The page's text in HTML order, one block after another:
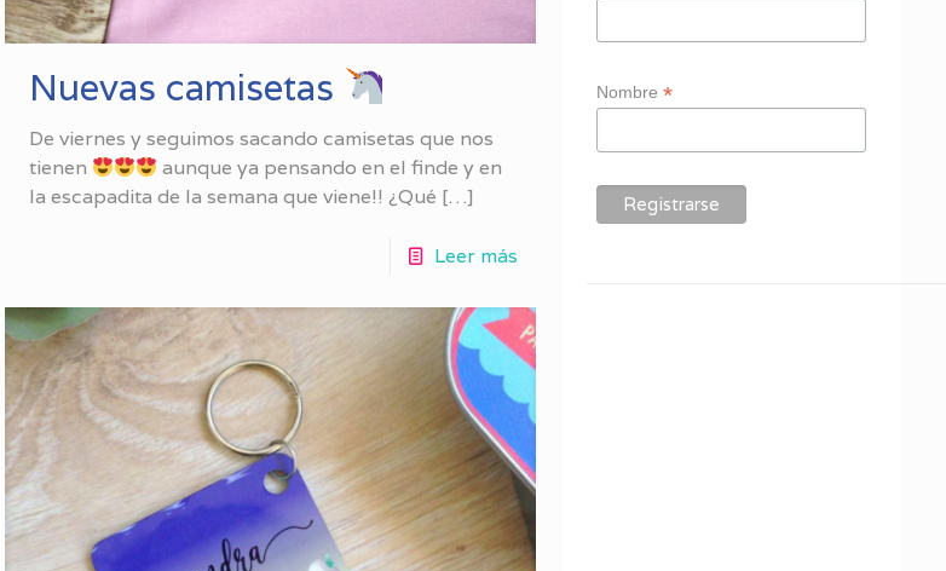
Nuevas camisetas
De viernes y seguimos sacando camisetas que nos
tienen
aunque ya pensando en el finde y en
la escapadita de la semana que viene!! ¿Qué […]
Leer más
Nombre *